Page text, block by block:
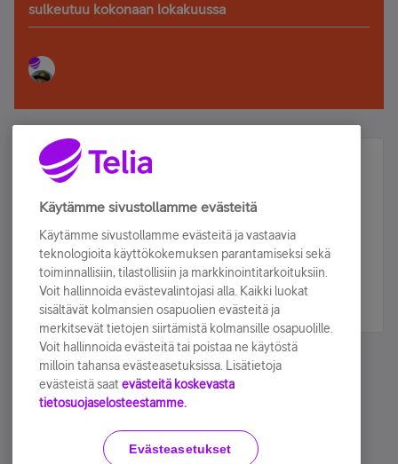
sulkeutuu kokonaan lokakuussa
Älä jää paitsi – osallistu ja voita!
Tilaa Telian uutiskirje ja olet mukana arvonnassa.
sähköpostiisi.
Tilaa nyt
Käyttöehdot Accessibility statement
Käytämme sivustollamme evästeitä
Käytämme sivustollamme evästeitä ja vastaavia
teknologioita käyttökokemuksen parantamiseksi sekä
toiminnallisiin, tilastollisiin ja markkinointitarkoituksiin.
Voit hallinnoida evästevalintojasi alla. Kaikki luokat
sisältävät kolmansien osapuolien evästeitä ja
merkitsevät tietojen siirtämistä kolmansille osapuolille.
Voit hallinnoida evästeitä tai poistaa ne käytöstä
milloin tahansa evästeasetuksissa. Lisätietoja
evästeistä saat evästeitä koskevasta
tietosuojaselosteestamme.
Evästeasetukset